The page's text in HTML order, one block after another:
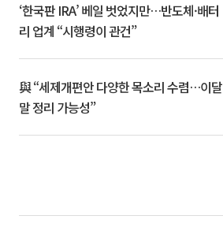
‘한국판 IRA’ 베일 벗었지만…반도체·배터
리 업계 “시행령이 관건”
與 “세제개편안 다양한 목소리 수렴…이달
말 정리 가능성”